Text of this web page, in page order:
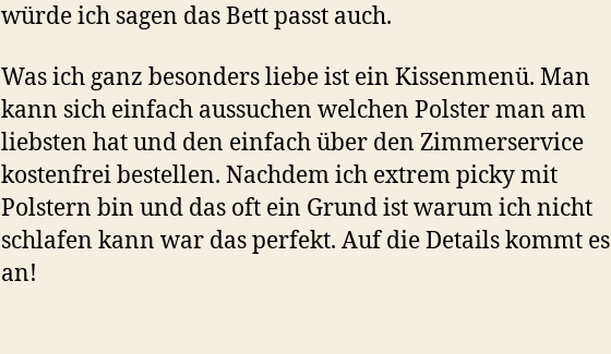
würde ich sagen das Bett passt auch.
Was ich ganz besonders liebe ist ein Kissenmenü. Man
kann sich einfach aussuchen welchen Polster man am
liebsten hat und den einfach über den Zimmerservice
kostenfrei bestellen. Nachdem ich extrem picky mit
Polstern bin und das oft ein Grund ist warum ich nicht
schlafen kann war das perfekt. Auf die Details kommt es
an!